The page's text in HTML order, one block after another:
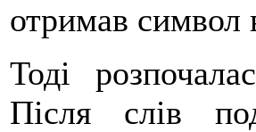
отримав символ
Тоді
Після слів